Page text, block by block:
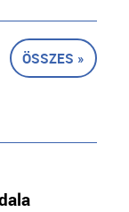
ÖSSZES »